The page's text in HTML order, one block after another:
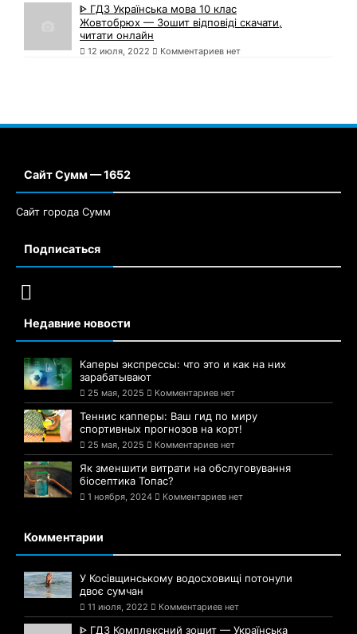
ᐈ ГДЗ Українська мова 10 клас
Жовтобрюх — Зошит відповіді скачати,
читати онлайн
12 июля, 2022 Комментариев нет
Сайт Сумм — 1652
Сайт города Сумм
Подписаться
Недавние новости
Каперы экспрессы: что это и как на них
зарабатывают
25 мая, 2025 Комментариев нет
Теннис капперы: Ваш гид по миру
спортивных прогнозов на корт!
25 мая, 2025 Комментариев нет
Як зменшити витрати на обслуговування
біосептика Топас?
1 ноября, 2024 Комментариев нет
Комментарии
У Косівщинському водосховищі потонули
двоє сумчан
11 июля, 2022 Комментариев нет
ᐈ ГДЗ Комплексний зошит — Українська